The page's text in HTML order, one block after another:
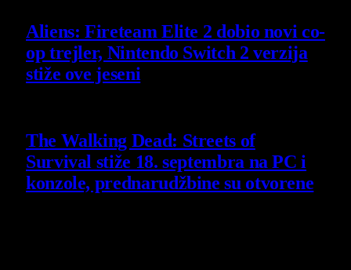
Aliens: Fireteam Elite 2 dobio novi co-
op trejler, Nintendo Switch 2 verzija
stiže ove jeseni
The Walking Dead: Streets of
Survival stiže 18. septembra na PC i
konzole, prednarudžbine su otvorene